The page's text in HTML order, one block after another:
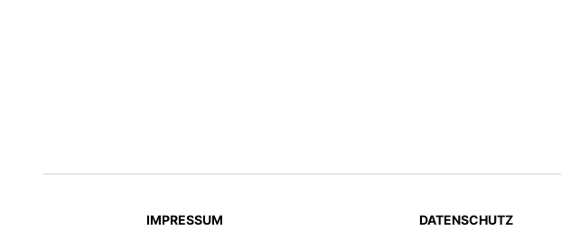
IMPRESSUM DATENSCHUTZ